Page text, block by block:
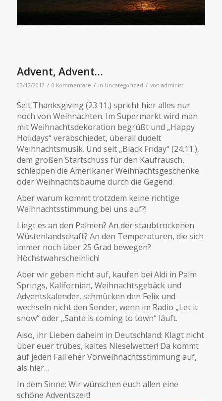
Advent, Advent…
03/12/2017 / 0 Kommentare / in Uncategorized / von administ
Seit Thanksgiving (23.11.) spricht hier alles nur
noch von Weihnachten. Im Supermarkt wird man
mit Weihnachtsdekoration begrüßt und „Happy
Holidays“ verabschiedet, überall dudelt
Weihnachtsmusik. Und seit „Black Friday“ (24.11.),
dem großen Startschuss für den Kaufrausch,
schleppen die Amerikaner Weihnachtsgeschenke
oder Weihnachtsbäume durch die Gegend.
Aber warum kommt trotzdem keine richtige
Weihnachtsstimmung bei uns auf?!
Liegt es an den Palmen? An der staubtrockenen
Wüstenlandschaft? An den Temperaturen, die sich
immer noch über 25 Grad bewegen?
Höchstwahrscheinlich!
Aber wir geben nicht auf, kaufen bei Aldi in Palm
Springs, Kalifornien, Weihnachtsgebäck und
Adventskalender, schmücken den Felix und
wechseln nicht den Sender, wenn im Radio „Let it
snow“ oder „Santa is coming to town“ läuft.
Also, ihr Lieben daheim in Deutschland: Klagt nicht
über euer trübes, kaltes Nieselwetter! Da kommt
auf jeden Fall eher Vorweihnachtsstimmung auf,
als hier…
In dem Sinne: Wir wünschen euch allen eine
schöne Adventszeit!